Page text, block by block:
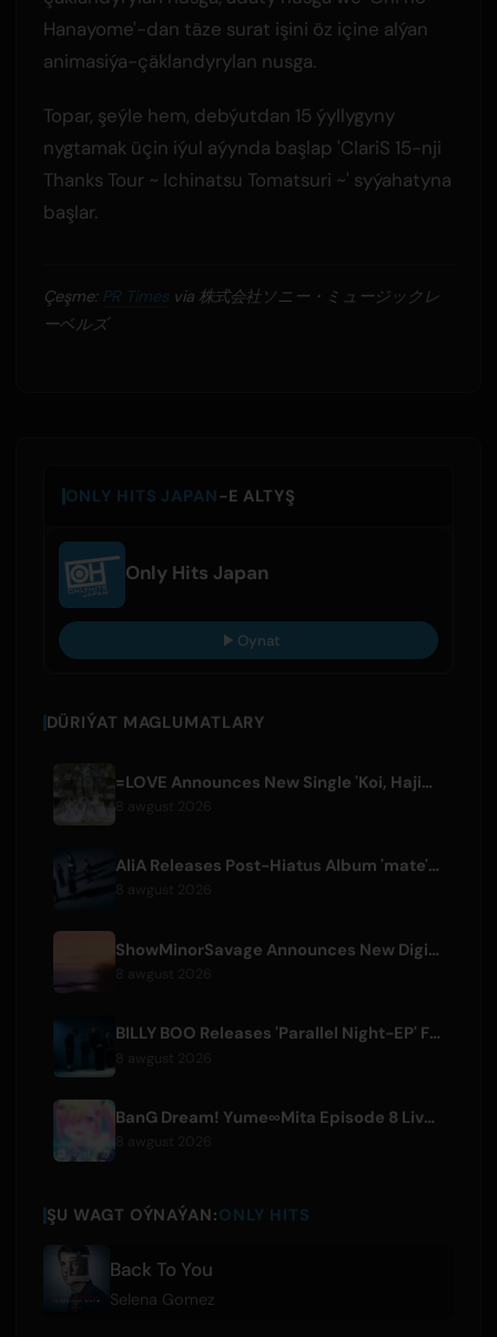
Hanayome'-dan täze surat işini öz içine alýan
animasiýa-çäklandyrylan nusga.
Topar, şeýle hem, debýutdan 15 ýyllygyny
nygtamak üçin iýul aýynda başlap 'ClariS 15-nji
Thanks Tour ~ Ichinatsu Tomatsuri ~' syýahatyna
başlar.
Çeşme: PR Timesvia 株式会社ソニー・ミュージックレ
ーベルズ
ONLY HITS JAPAN-E ALTYŞ
Only Hits Japan
Oynat
DÜRIÝAT MAGLUMATLARY
=LOVE Announces New Single 'Koi, Hajimemashita.' and Tokyo Dome Concerts
AliA Releases Post-Hiatus Album 'mate', Announces Tokyo Live
ShowMinorSavage Announces New Digital Single 'Gradation'
BILLY BOO Releases 'Parallel Night-EP' Featuring TV Drama Theme Song
BanG Dream! Yume∞Mita Episode 8 Live Clip Released
ŞU WAGT OÝNAÝAN:ONLY HITS
Back To You
Selena Gomez